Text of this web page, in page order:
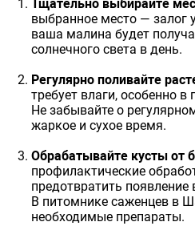
Тщательно выбирайте
выбранное место — залог
ваша малина будет
солнечного света в день.
Регулярно поливайте
требует влаги, особенно в
Не забывайте о
жаркое и сухое время.
Обрабатывайте кусты от
профилактические
предотвратить появление
В питомнике саженцев в
необходимые препараты.